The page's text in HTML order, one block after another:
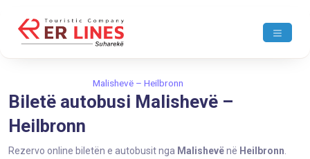
Malishevë – Heilbronn
Biletë autobusi Malishevë –
Heilbronn
Rezervo online biletën e autobusit nga Malishevënë Heilbronn